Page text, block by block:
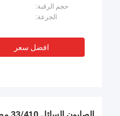
حجم الرقبة:
الجرعة:
افضل سعر